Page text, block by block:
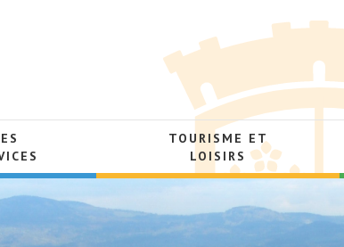
TOURISME ET
LOISIRS